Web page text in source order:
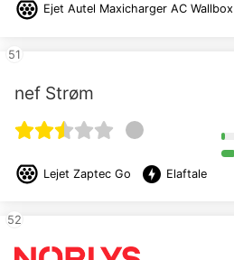
Ejet Autel Maxicharger AC Wallbox
51
nef Strøm
Lejet Zaptec Go offline_bolt Elaftale
52